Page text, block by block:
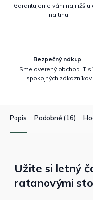
Garantujeme vám najnižšiu
na trhu.
Bezpečný nákup
Sme overený obchod.
spokojných zákazníkov.
Popis Podobné (16)
Užite si letný
ratanovými